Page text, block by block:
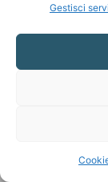
Gestisci